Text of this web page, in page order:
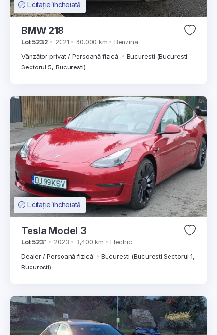
Licitație încheiată
BMW 218
Lot 5232 2021 60,000 km
Benzina
Vânzător privat / Persoană fizică
Bucuresti (Bucuresti
Sectorul 5, Bucuresti)
Licitație încheiată
Tesla Model 3
Lot 5231 2023 3,400 km
Electric
Dealer / Persoană fizică
Bucuresti (Bucuresti Sectorul 1,
Bucuresti)